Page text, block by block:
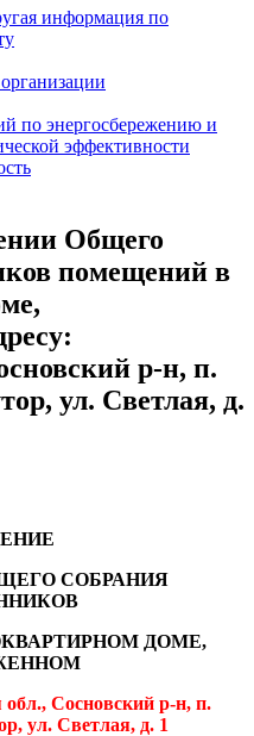
информация по
по энергосбережению и
эффективности
Общего
помещений в
р-н, п.
ул. Светлая, д.
СОБРАНИЯ
ДОМЕ,
обл., Сосновский р-н, п.
ул. Светлая, д. 1